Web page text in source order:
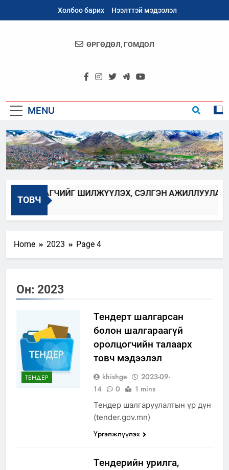
Холбоо барих Нээлттэй мэдээлэл
Архангай
ӨРГӨДӨЛ, ГОМДОЛ
MENU
ТОВЧ
ХААГЧИЙГ ШИЛЖҮҮЛЭХ, СЭЛГЭН АЖИЛЛУУЛАХ ЗАР
Home 2023 Page 4
Он: 2023
ТЕНДЕР
Тендерт шалгарсан
болон шалгараагүй
оролцогчийн талаарх
товч мэдээлэл
khishge
2023-09-
14
0 1 mins
Тендер шалгаруулалтын үр дүн
(tender.gov.mn)
Үргэлжлүүлэх
Тендерийн урилга,